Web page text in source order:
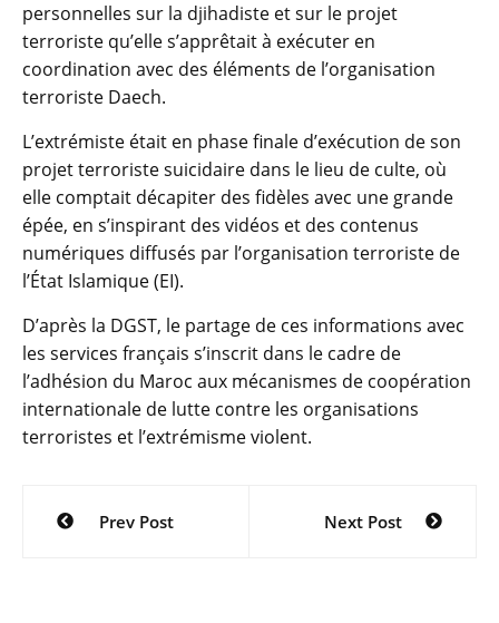
personnelles sur la djihadiste et sur le projet
terroriste qu’elle s’apprêtait à exécuter en
coordination avec des éléments de l’organisation
terroriste Daech.
L’extrémiste était en phase finale d’exécution de son
projet terroriste suicidaire dans le lieu de culte, où
elle comptait décapiter des fidèles avec une grande
épée, en s’inspirant des vidéos et des contenus
numériques diffusés par l’organisation terroriste de
l’État Islamique (EI).
D’après la DGST, le partage de ces informations avec
les services français s’inscrit dans le cadre de
l’adhésion du Maroc aux mécanismes de coopération
internationale de lutte contre les organisations
terroristes et l’extrémisme violent.
Navigation
Prev Post Next Post